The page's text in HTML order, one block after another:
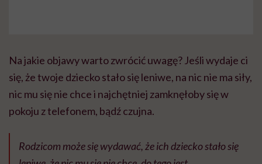
Na jakie objawy warto zwrócić uwagę? Jeśli wydaje ci
się, że twoje dziecko stało się leniwe, na nic nie ma siły,
nic mu się nie chce i najchętniej zamknęłoby się w
pokoju z telefonem, bądź czujna.
Rodzicom może się wydawać, że ich dziecko stało się